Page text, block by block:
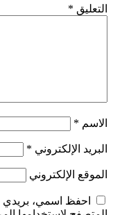
التعليق *
الاسم *
البريد الإلكتروني *
الموقع الإلكتروني
احفظ اسمي، بريدي